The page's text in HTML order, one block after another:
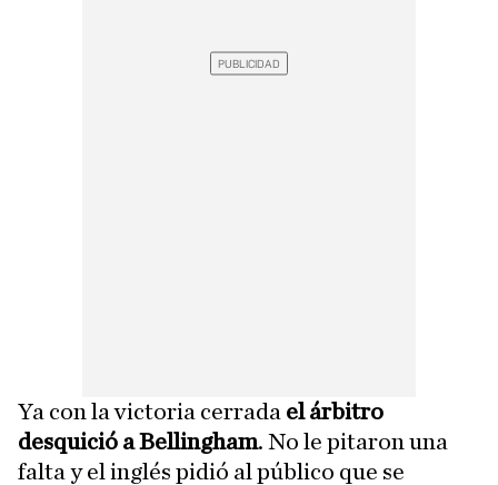
Ya con la victoria cerrada el árbitro
desquició a Bellingham. No le pitaron una
falta y el inglés pidió al público que se